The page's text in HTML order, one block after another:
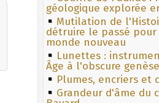
géologique explorée
Mutilation de
détruire le passé
monde nouveau
Lunettes :
Âge à l'obscure genèse
Plumes, encriers et
Grandeur d'âme du